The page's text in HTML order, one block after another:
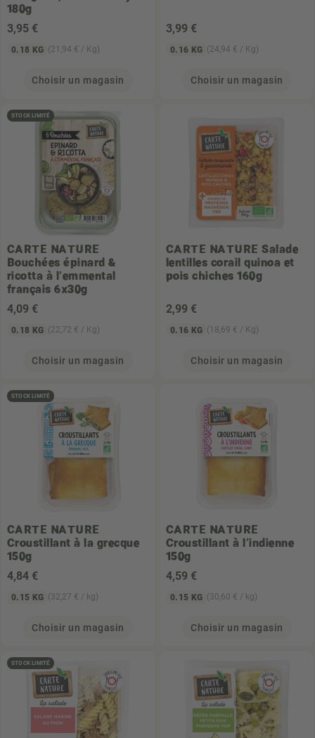
180g
3,95 €
0.18 KG (21,94 € / Kg)
Choisir un magasin
3,99 €
0.16 KG (24,94 € / Kg)
Choisir un magasin
STOCK LIMITÉ
CARTE NATURE
Bouchées épinard &
ricotta à l'emmental
français 6x30g
4,09 €
0.18 KG (22,72 € / Kg)
Choisir un magasin
CARTE NATURE Salade
lentilles corail quinoa et
pois chiches 160g
2,99 €
0.16 KG (18,69 € / Kg)
Choisir un magasin
STOCK LIMITÉ
CARTE NATURE
Croustillant à la grecque
150g
4,84 €
0.15 KG (32,27 € / kg)
Choisir un magasin
CARTE NATURE
Croustillant à l'indienne
150g
4,59 €
0.15 KG (30,60 € / kg)
Choisir un magasin
STOCK LIMITÉ